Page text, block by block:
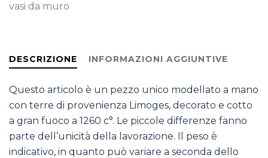
vasi da muro
DESCRIZIONE INFORMAZIONI AGGIUNTIVE
Questo articolo è un pezzo unico modellato a mano
con terre di provenienza Limoges, decorato e cotto
a gran fuoco a 1260 c°. Le piccole differenze fanno
parte dell’unicità della lavorazione. Il peso è
indicativo, in quanto può variare a seconda dello